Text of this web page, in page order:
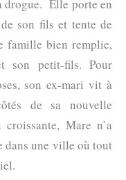
drogue. Elle porte en
son fils et tente de
famille bien remplie,
son petit-fils. Pour
son ex-mari vit à
de sa nouvelle
Mare n’a
dans une ville où tout